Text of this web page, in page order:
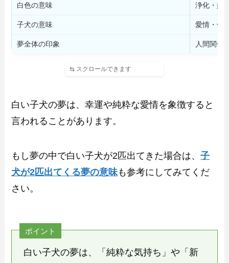
白色の意味 浄化・始
子犬の意味 愛情・信
夢全体の印象 人間関係
白い子犬の夢は、幸運や純粋な愛情を象徴すると
言われることがあります。
もし夢の中で白い子犬が2匹出てきた場合は、子
犬が2匹出てくる夢の意味も参考にしてみてくだ
さい。
ポイント
白い子犬の夢は、「純粋な気持ち」や「新